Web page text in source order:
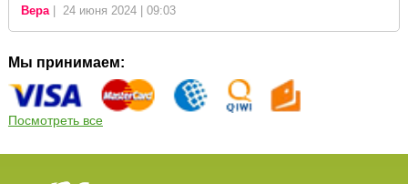
Вера| 24 июня 2024 | 09:03
Мы принимаем:
Посмотреть все